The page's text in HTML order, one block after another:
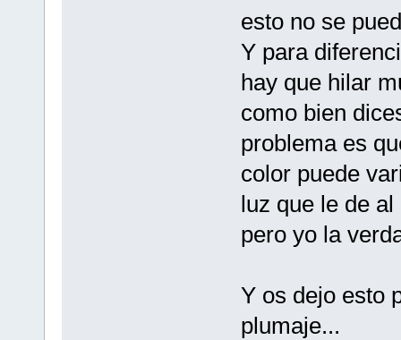
esto no se
Y para
hay que hilar
como bien
problema es
color puede
luz que le de
pero yo la
Y os dejo esto
plumaje...